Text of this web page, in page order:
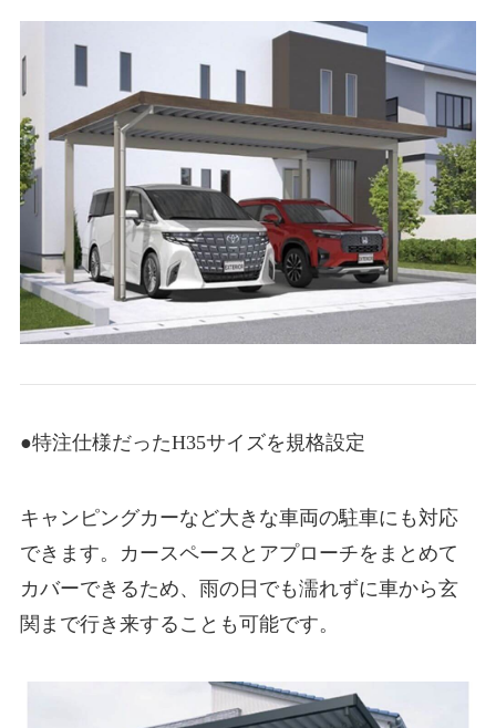
●特注仕様だったH35サイズを規格設定
キャンピングカーなど大きな車両の駐車にも対応
できます。カースペースとアプローチをまとめて
カバーできるため、雨の日でも濡れずに車から玄
関まで行き来することも可能です。